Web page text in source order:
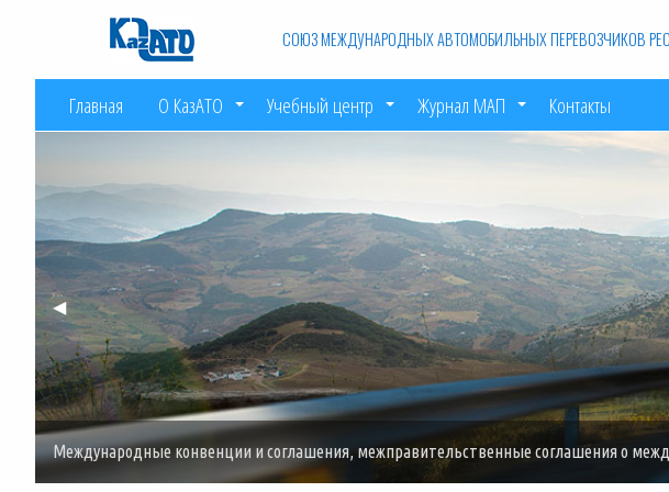
СОЮЗ МЕЖДУНАРОДНЫХ АВТОМОБИЛЬНЫХ ПЕРЕВОЗЧИКОВ
Главная О КазАТО Учебный центр Журнал МАП Контакты
Previous
Slide
◀︎
Международные конвенции и соглашения, межправительственные соглашения о